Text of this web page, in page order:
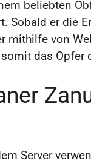
beliebten
Sobald er die
mithilfe von
das Opfer
Server